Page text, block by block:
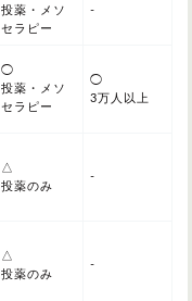
投薬・メソ
セラピー
-
◯
投薬・メソ
セラピー
◯
3万人以上
△
投薬のみ
-
△
投薬のみ
-